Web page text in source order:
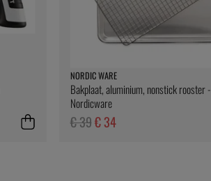
NORDIC WARE
Bakplaat, aluminium, nonstick rooster -
Nordicware
€ 39€ 34